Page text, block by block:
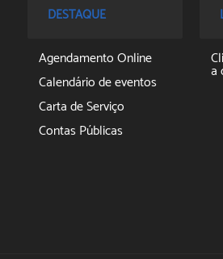
Ouvidoria
Perguntas Frequentes
SAAE
Sic
Sic
DESTAQUE
Agendamento Online
Calendário de eventos
Carta de Serviço
Contas Públicas
a